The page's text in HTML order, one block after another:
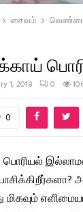
சைவம்
1, 2018 0
0